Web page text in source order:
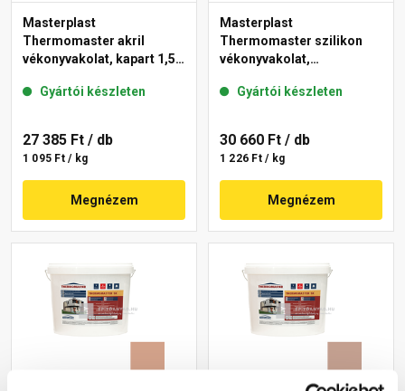
Masterplast
Thermomaster akril
vékonyvakolat, kapart 1,5
Gyártói készleten
27 385 Ft / db
1 095 Ft / kg
Megnézem
Masterplast
Thermomaster szilikon
vékonyvakolat,
12-C 25 kg
Gyártói készleten
30 660 Ft / db
1 226 Ft / kg
Megnézem